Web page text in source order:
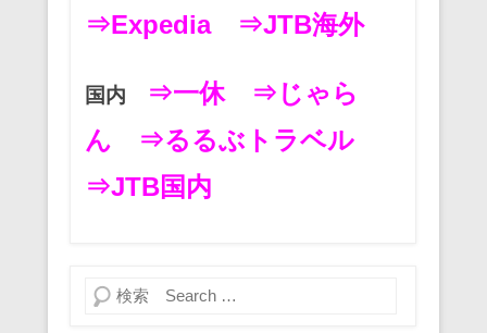
⇒Expedia
⇒JTB海外
国内 ⇒一休
⇒じゃら
ん
⇒るるぶトラベル
⇒JTB国内
検索